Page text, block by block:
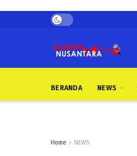
BERANDA NEWS
Home NEWS